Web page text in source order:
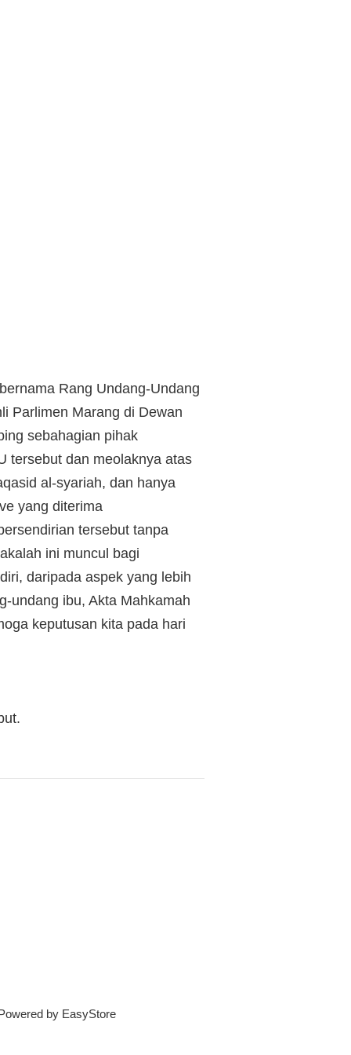
Rang Undang-Undang
Parlimen Marang di Dewan
sebahagian pihak
tersebut dan meolaknya atas
al-syariah, dan hanya
yang diterima
tersebut tanpa
ini muncul bagi
daripada aspek yang lebih
undang ibu, Akta Mahkamah
keputusan kita pada hari
by EasyStore